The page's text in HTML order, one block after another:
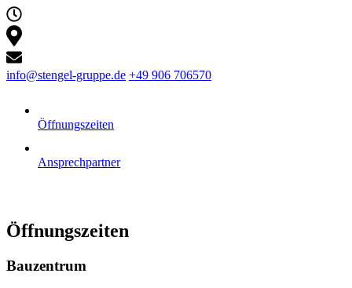
info@stengel-gruppe.de +49 906 706570
Öffnungszeiten
Ansprechpartner
Öffnungszeiten
Bauzentrum